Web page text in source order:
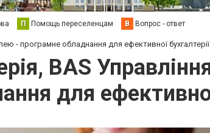
П Помощь переселенцам В Вопрос - ответ
- програмне обладнання для ефективної бухгалтерії
BAS
для